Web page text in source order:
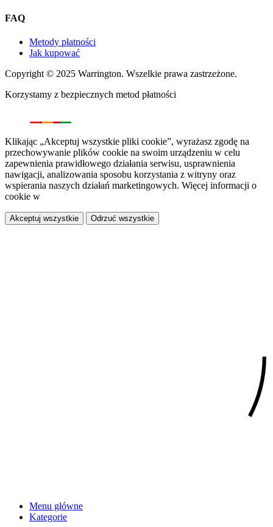
FAQ
Metody płatności
Jak kupować
Copyright © 2025 Warrington. Wszelkie prawa zastrzeżone.
Korzystamy z bezpiecznych metod płatności
Klikając „Akceptuj wszystkie pliki cookie”, wyrażasz zgodę na
przechowywanie plików cookie na swoim urządzeniu w celu
zapewnienia prawidłowego działania serwisu, usprawnienia
nawigacji, analizowania sposobu korzystania z witryny oraz
wspierania naszych działań marketingowych. Więcej informacji o
cookie w
Akceptuj wszystkie Odrzuć wszystkie
Menu główne
Kategorie